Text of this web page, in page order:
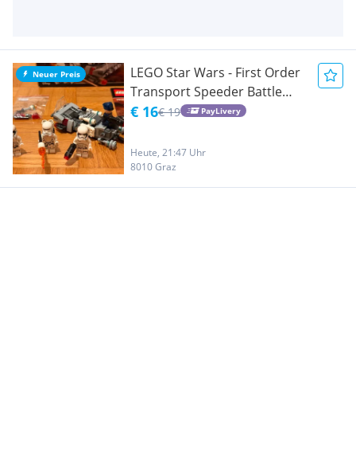
Neuer Preis
LEGO Star Wars - First Order
Transport Speeder Battle
Pack (75166)
€ 16€ 19 PayLivery
Heute, 21:47 Uhr
8010 Graz